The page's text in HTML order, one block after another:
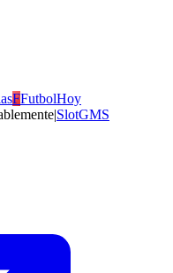
FFutbolHoy
|SlotGMS